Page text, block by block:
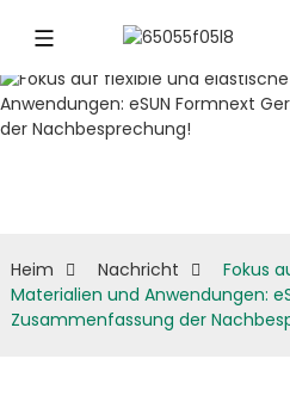
Heim Nachricht
Fokus
Materialien und Anwendungen:
Zusammenfassung der